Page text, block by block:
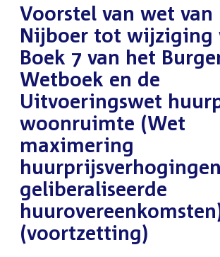
:Voorstel van wet
Nijboer tot wijziging
Boek 7 van het
Wetboek en de
Uitvoeringswet
woonruimte (Wet
maximering
huurprijsverhogingen
geliberaliseerde
(voortzetting)